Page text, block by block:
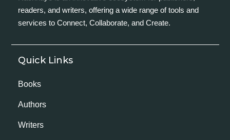
readers, and writers, offering a wide range of tools and
services to Connect, Collaborate, and Create.
Quick Links
Books
Authors
Writers